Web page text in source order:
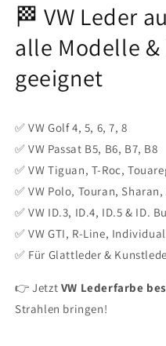
🏁 VW Leder
alle Modelle
geeignet
✅ VW Golf 4, 5, 6, 7, 8
✅ VW Passat B5, B6, B7, B8
✅ VW Tiguan, T-Roc,
✅ VW Polo, Touran, Sharan,
✅ VW ID.3, ID.4, ID.5 & ID.
✅ VW GTI, R-Line,
✅ Für Glattleder &
👉 Jetzt VW Lederfarbe
Strahlen bringen!